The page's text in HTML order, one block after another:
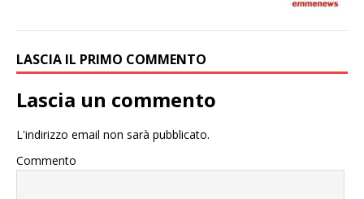
LASCIA IL PRIMO COMMENTO
Lascia un commento
L'indirizzo email non sarà pubblicato.
Commento